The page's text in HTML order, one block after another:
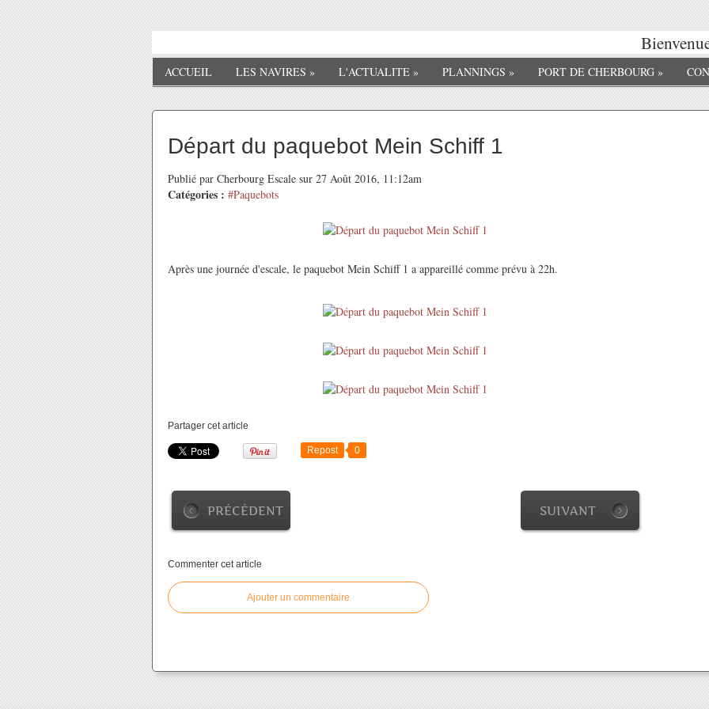
ACCUEIL LES NAVIRES » L'ACTUALITE » PLANNINGS » PORT DE CHERBOURG »
Départ du paquebot Mein Schiff 1
Publié par Cherbourg Escale sur 27 Août 2016, 11:12am
Catégories : #Paquebots
Après une journée d'escale, le paquebot Mein Schiff 1 a appareillé comme prévu à 22h.
Partager cet article
Repost 0
PRÉCÉDENT SUIVANT
Commenter cet article
Ajouter un commentaire